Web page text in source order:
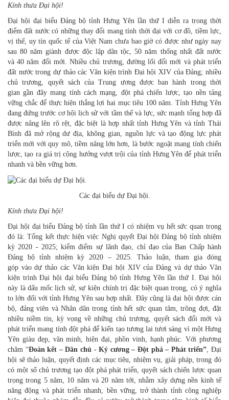
Kính thưa Đại hội!
Đại hội đại biểu Đảng bộ tỉnh Hưng Yên lần thứ I diễn ra trong thời
điểm đất nước có những thay đổi mang tính thời đại với cơ đồ, tiềm lực,
vị thế, uy tín quốc tế của Việt Nam chưa bao giờ có được như ngày nay
sau 80 năm giành được độc lập dân tộc, 50 năm thống nhất đất nước
và 40 năm đổi mới. Nhiều chủ trương, đường lối đổi mới và phát triển
đất nước trong dự thảo các Văn kiện trình Đại hội XIV của Đảng; nhiều
chủ trương, quyết sách của Trung ương được ban hành trong thời
gian gần đây mang tính cách mạng, đột phá chiến lược, tạo nền tảng
vững chắc để thực hiện thắng lợi hai mục tiêu 100 năm. Tỉnh Hưng Yên
đang đứng trước cơ hội lịch sử với tầm thế và lực, sức mạnh tổng hợp đã
được nâng lên rõ rệt, đặc biệt là hợp nhất tỉnh Hưng Yên và tỉnh Thái
Bình đã mở rộng dư địa, không gian, nguồn lực và tạo động lực phát
triển mới với quy mô, tiềm năng lớn hơn, là bước ngoặt mang tính chiến
lược, tạo ra giá trị cộng hưởng vượt trội của tỉnh Hưng Yên để phát triển
nhanh và bền vững hơn.
Các đại biểu dự Đại hội.
Kính thưa Đại hội!
Đại hội đại biểu Đảng bộ tỉnh lần thứ I có nhiệm vụ hết sức quan trọng
đó là: Tổng kết thực hiện việc Nghị quyết Đại hội Đảng bộ tỉnh nhiệm
kỳ 2020 - 2025; kiểm điểm sự lãnh đạo, chỉ đạo của Ban Chấp hành
Đảng bộ tỉnh nhiệm kỳ 2020 – 2025. Thảo luận, tham gia đóng
góp vào dự thảo các Văn kiện Đại hội XIV của Đảng và dự thảo Văn
kiện trình Đại hội đại biểu Đảng bộ tỉnh Hưng Yên lần thứ I. Đại hội
này là dấu mốc lịch sử, sự kiện chính trị đặc biệt quan trọng, có ý nghĩa
to lớn đối với tỉnh Hưng Yên sau hợp nhất. Đây cũng là đại hội được cán
bộ, đảng viên và Nhân dân trong tỉnh hết sức quan tâm, trông đợi, đặt
nhiều niềm tin, kỳ vọng về những chủ trương, quyết sách đổi mới và
phát triển mang tính đột phá để kiến tạo tương lai tươi sáng vì một Hưng
Yên giàu đẹp, văn minh, hiện đại, phồn vinh, hạnh phúc. Với phương
châm “Đoàn kết – Dân chủ - Kỷ cương – Đột phá – Phát triển”
Đại
hội sẽ thảo luận, quyết định các mục tiêu, nhiệm vụ, giải pháp, trong đó
có một số chủ trương tạo đột phá phát triển, quyết sách chiến lược quan
trọng trong 5 năm, 10 năm và 20 năm tới, nhằm xây dựng nền kinh tế
năng động và phát triển nhanh, bền vững, trở thành tỉnh công nghiệp